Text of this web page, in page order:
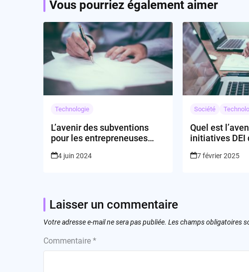
Vous pourriez également aimer
Technologie
L’avenir des subventions
pour les entrepreneuses
4 juin 2024
Société
Quel est
initiatives DEI
? 7 février 2025
Laisser un commentaire
Votre adresse e-mail ne sera pas publiée. Les champs obligatoires
Commentaire *